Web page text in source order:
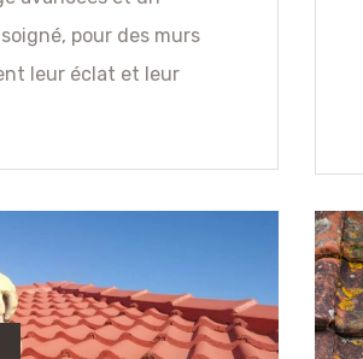
pour des murs
leur éclat et leur